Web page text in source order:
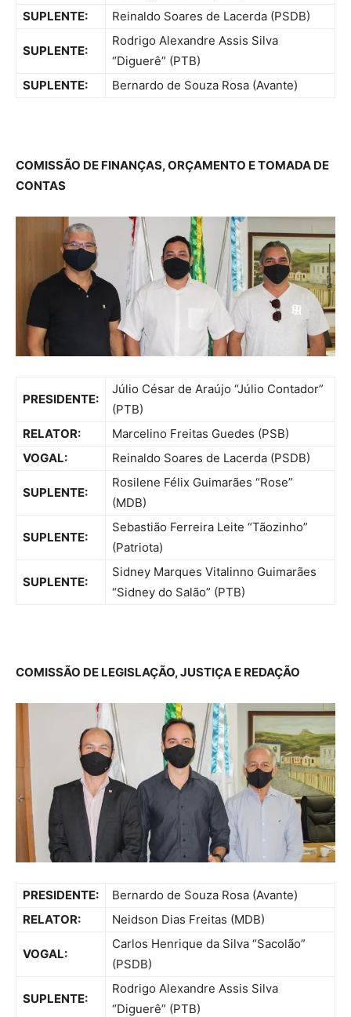
SUPLENTE:
Reinaldo Soares de Lacerda (PSDB)
SUPLENTE:
Rodrigo Alexandre Assis Silva
“Diguerê” (PTB)
SUPLENTE:
Bernardo de Souza Rosa (Avante)
COMISSÃO DE FINANÇAS, ORÇAMENTO E TOMADA DE
CONTAS
PRESIDENTE:
Júlio César de Araújo “Júlio Contador”
(PTB)
RELATOR:
Marcelino Freitas Guedes (PSB)
VOGAL:
Reinaldo Soares de Lacerda (PSDB)
SUPLENTE:
Rosilene Félix Guimarães “Rose”
(MDB)
SUPLENTE:
Sebastião Ferreira Leite “Tãozinho”
(Patriota)
SUPLENTE:
Sidney Marques Vitalinno Guimarães
“Sidney do Salão” (PTB)
COMISSÃO DE LEGISLAÇÃO, JUSTIÇA E REDAÇÃO
PRESIDENTE:
Bernardo de Souza Rosa (Avante)
RELATOR:
Neidson Dias Freitas (MDB)
VOGAL:
Carlos Henrique da Silva “Sacolão”
(PSDB)
SUPLENTE:
Rodrigo Alexandre Assis Silva
“Diguerê” (PTB)